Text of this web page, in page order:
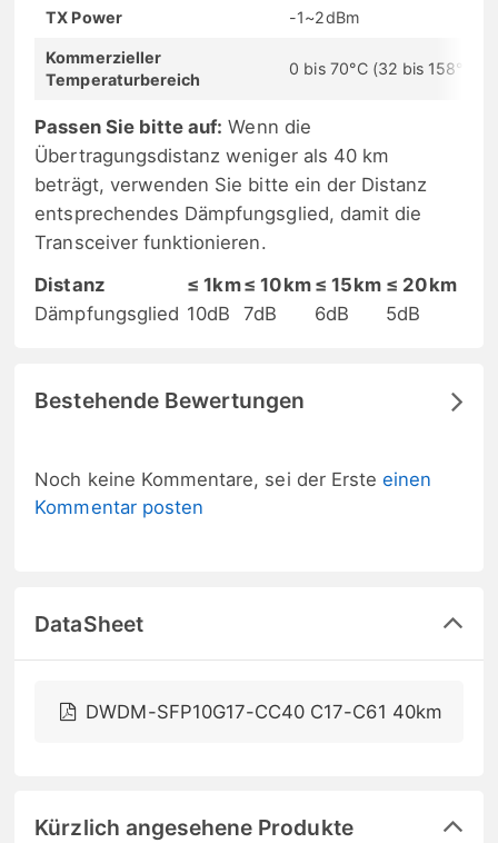
TX Power -1~2dBm
Kommerzieller
Temperaturbereich
0 bis 70°C (32 bis 158°F)
Passen Sie bitte auf: Wenn die
Übertragungsdistanz weniger als 40 km
beträgt, verwenden Sie bitte ein der Distanz
entsprechendes Dämpfungsglied, damit die
Transceiver funktionieren.
Distanz
≤ 1km≤ 10km ≤ 15km ≤ 20km
Dämpfungsglied 10dB 7dB 6dB 5dB
Bestehende Bewertungen
Noch keine Kommentare, sei der Ersteeinen
Kommentar posten
DataSheet
DWDM-SFP10G17-CC40 C17-C61 40km
Kürzlich angesehene Produkte